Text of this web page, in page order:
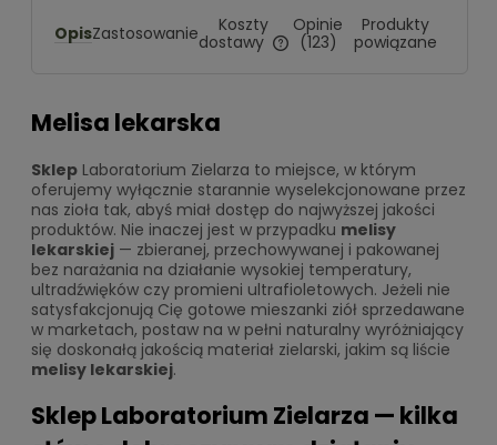
OpisZastosowanie
Koszty
dostawy
Opinie
(123)
Produkty
powiązane
Melisa lekarska
Sklep Laboratorium Zielarza to miejsce, w którym
oferujemy wyłącznie starannie wyselekcjonowane przez
nas zioła tak, abyś miał dostęp do najwyższej jakości
produktów. Nie inaczej jest w przypadku melisy
lekarskiej — zbieranej, przechowywanej i pakowanej
bez narażania na działanie wysokiej temperatury,
ultradźwięków czy promieni ultrafioletowych. Jeżeli nie
satysfakcjonują Cię gotowe mieszanki ziół sprzedawane
w marketach, postaw na w pełni naturalny wyróżniający
się doskonałą jakością materiał zielarski, jakim są liście
melisy lekarskiej.
Sklep Laboratorium Zielarza — kilka